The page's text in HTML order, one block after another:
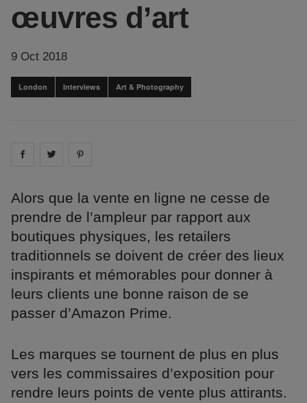
œuvres d’art
9 Oct 2018
London Interviews Art & Photography
Share on facebook
Share on
Alors que la vente en ligne ne cesse de
prendre de l’ampleur par rapport aux
boutiques physiques, les retailers
traditionnels se doivent de créer des lieux
inspirants et mémorables pour donner à
leurs clients une bonne raison de se
passer d’Amazon Prime.
Les marques se tournent de plus en plus
vers les commissaires d’exposition pour
rendre leurs points de vente plus attirants.